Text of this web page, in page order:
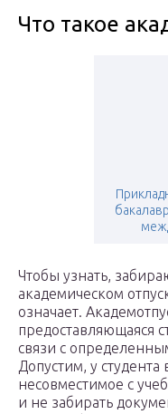
Что такое
Чтобы узнать,
академическом
означает.
предоставляющаяся
связи с
Допустим, у
несовместимое с
и не забирать